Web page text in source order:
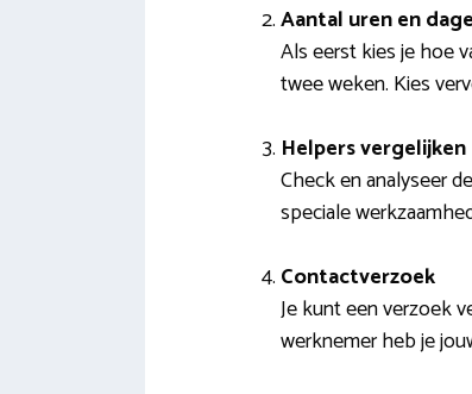
Aantal uren en
Als eerst kies je hoe
twee weken. Kies
Helpers vergelijken
Check en analyseer
speciale
Contactverzoek
Je kunt een verzoek
werknemer heb je